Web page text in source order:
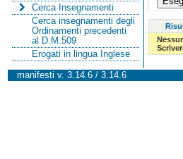
Cerca Insegnamenti
Cerca insegnamenti degli
Ordinamenti precedenti
al D.M.509
Erogati in lingua Inglese
manifesti v. 3.14.6 / 3.14.6